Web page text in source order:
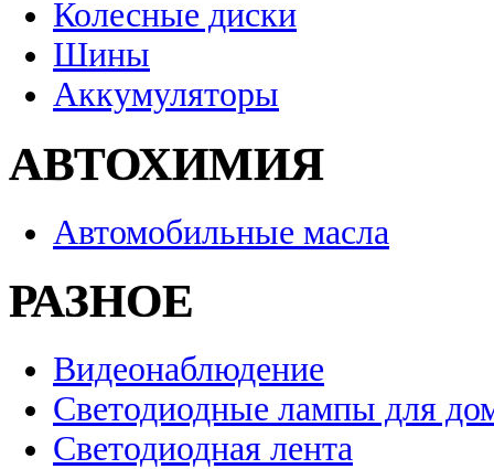
Колесные диски
Шины
Аккумуляторы
АВТОХИМИЯ
Автомобильные масла
РАЗНОЕ
Видеонаблюдение
Светодиодные лампы для
Светодиодная лента